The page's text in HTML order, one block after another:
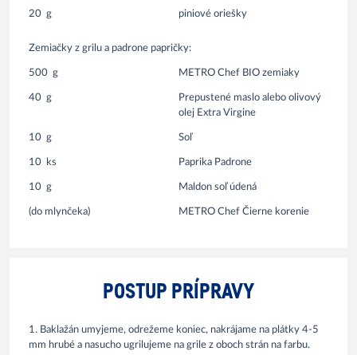
20 g piniové oriešky
Zemiačky z grilu a padrone papričky:
500 g METRO Chef BIO zemiaky
40 g
Prepustené maslo alebo olivový
olej Extra Virgine
10 g Soľ
10 ks Paprika Padrone
10 g Maldon soľ údená
(do mlynčeka) METRO Chef Čierne korenie
POSTUP PRÍPRAVY
1. Baklažán umyjeme, odrežeme koniec, nakrájame na plátky 4-5
mm hrubé a nasucho ugrilujeme na grile z oboch strán na farbu.